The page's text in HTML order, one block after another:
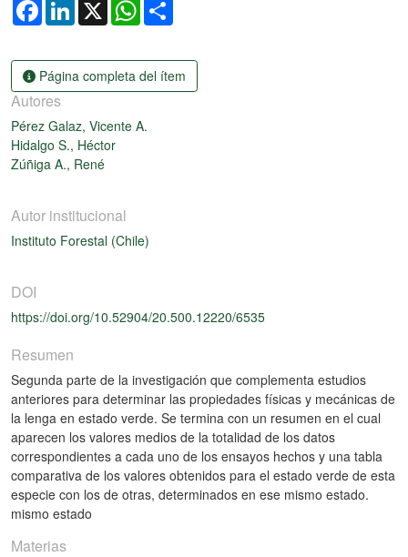
FacebookLinkedIn
X WhatsApp
Página completa del ítem
Autores
Pérez Galaz, Vicente A.
Hidalgo S., Héctor
Zúñiga A., René
Autor institucional
Instituto Forestal (Chile)
DOI
https://doi.org/10.52904/20.500.12220/6535
Resumen
Segunda parte de la investigación que complementa estudios
anteriores para determinar las propiedades físicas y mecánicas de
la lenga en estado verde. Se termina con un resumen en el cual
aparecen los valores medios de la totalidad de los datos
correspondientes a cada uno de los ensayos hechos y una tabla
comparativa de los valores obtenidos para el estado verde de esta
especie con los de otras, determinados en ese mismo estado.
mismo estado
Materias